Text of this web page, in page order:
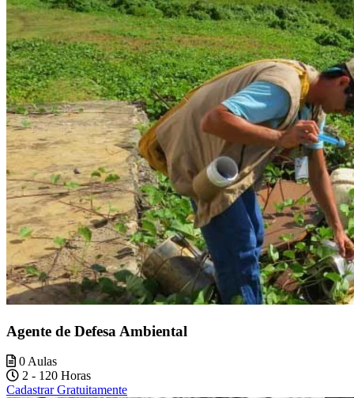
Agente de Defesa Ambiental
0 Aulas
2 - 120 Horas
Cadastrar Gratuitamente